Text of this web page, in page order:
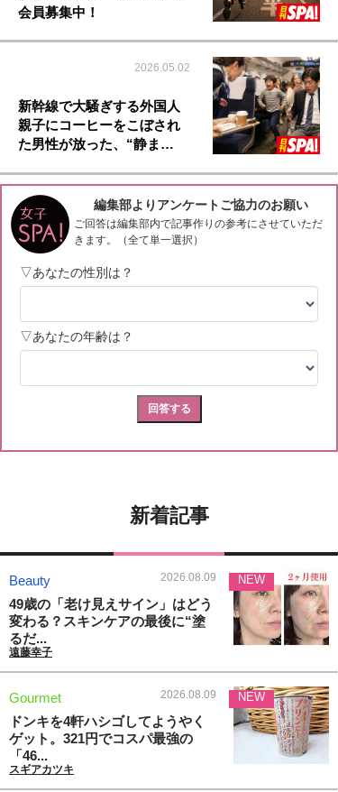
会員募集中！
2026.05.02
新幹線で大騒ぎする外国人
親子にコーヒーをこぼされ
た男性が放った、“静ま…
新着記事
Beauty 2026.08.09
49歳の「老け見えサイン」はどう
変わる？スキンケアの最後に“塗
るだ...
遠藤幸子
NEW
Gourmet 2026.08.09
ドンキを4軒ハシゴしてようやく
ゲット。321円でコスパ最強の
「46...
スギアカツキ
NEW